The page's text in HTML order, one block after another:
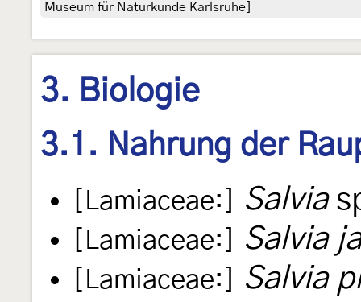
Museum für Naturkunde Karlsruhe]
3. Biologie
3.1. Nahrung der
[Lamiaceae:] Salvia
[Lamiaceae:] Salvia
[Lamiaceae:] Salvia